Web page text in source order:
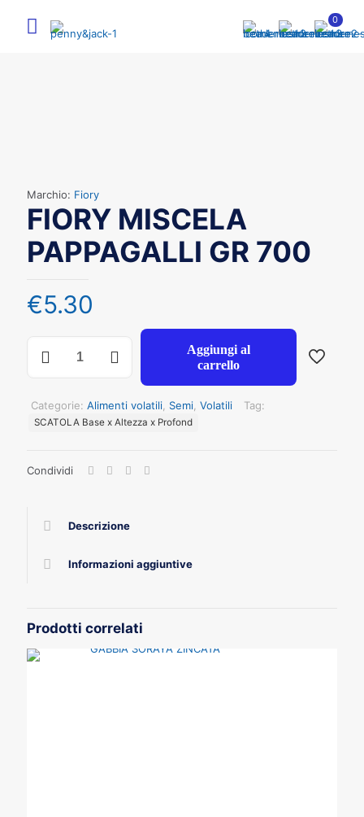
0
Marchio: Fiory
FIORY MISCELA
PAPPAGALLI GR 700
€5.30
700
quantità
Aggiungi al
carrello
Categorie: Alimenti volatili Semi Volatili Tag:
SCATOLA Base x Altezza x Profond
Condividi
Descrizione
Informazioni aggiuntive
Prodotti correlati